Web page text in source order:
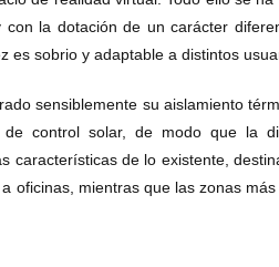
con la dotación de un carácter
es sobrio y adaptable a distintos
sensiblemente su aislamiento
de control solar, de modo que la
características de lo existente,
oficinas, mientras que las zonas